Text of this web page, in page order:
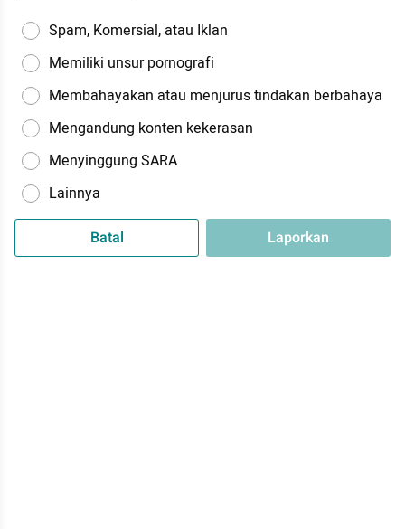
Spam, Komersial, atau Iklan
Memiliki unsur pornografi
Membahayakan atau menjurus tindakan berbahaya
Mengandung konten kekerasan
Menyinggung SARA
Lainnya
Batal Laporkan